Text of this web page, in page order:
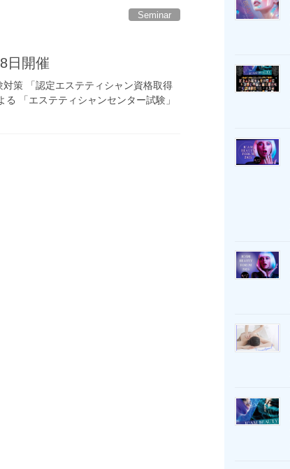
Seminar
8日開催
策 「認定エステティシャン資格取得
「エステティシャンセンター試験」